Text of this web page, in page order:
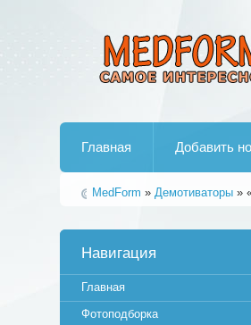
Главная Добавить
MedForm »Демотиваторы »
Навигация
Главная
Фотоподборка